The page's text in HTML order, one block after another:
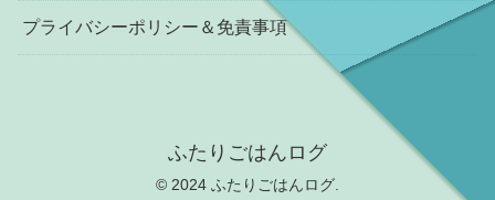
プライバシーポリシー＆免責事項
ふたりごはんログ
© 2024 ふたりごはんログ.